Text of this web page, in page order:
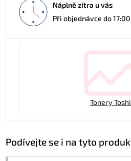
Náplně zítra u vás
Při objednávce do 17:00
Tonery
Podívejte se i na tyto